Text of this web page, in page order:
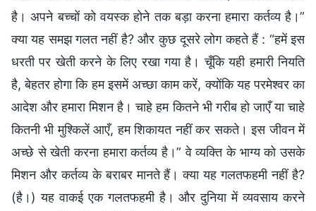
है। अपने बच्चों को वयस्क होने तक बड़ा करना हमारा कर्तव्य है।”
क्या यह समझ गलत नहीं है? और कुछ दूसरे लोग कहते हैं : “हमें इस
धरती पर खेती करने के लिए रखा गया है। चूँकि यही हमारी नियति
है, बेहतर होगा कि हम इसमें अच्छा काम करें, क्योंकि यह परमेश्वर का
आदेश और हमारा मिशन है। चाहे हम कितने भी गरीब हो जाएँ या चाहे
कितनी भी मुश्किलें आएँ, हम शिकायत नहीं कर सकते। इस जीवन में
अच्छे से खेती करना हमारा कर्तव्य है।” वे व्यक्ति के भाग्य को उसके
मिशन और कर्तव्य के बराबर मानते हैं। क्या यह गलतफहमी नहीं है?
(है।) यह वाकई एक गलतफहमी है। और दुनिया में व्यवसाय करने